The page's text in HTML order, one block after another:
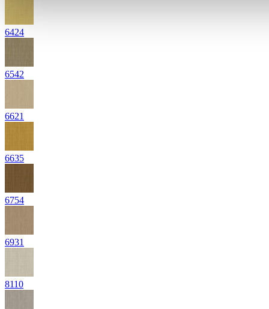
6424
6542
6621
6635
6754
6931
8110